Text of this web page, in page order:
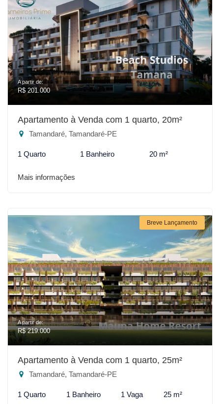
A partir de:
R$ 201.000
Apartamento à Venda com 1 quarto, 20m²
Tamandaré, Tamandaré-PE
1 Quarto 1 Banheiro 20 m²
Mais informações
Breve Lançamento
A partir de:
R$ 219.000
Apartamento à Venda com 1 quarto, 25m²
Tamandaré, Tamandaré-PE
1 Quarto 1 Banheiro 1 Vaga 25 m²